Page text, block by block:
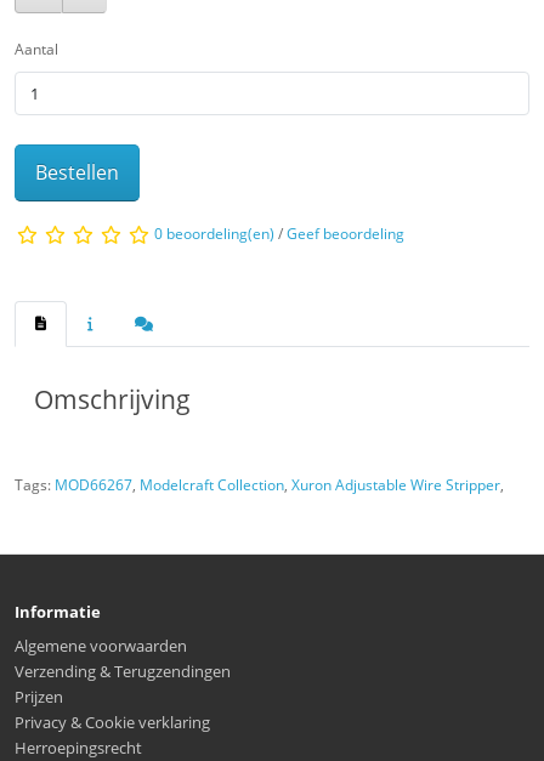
Aantal
Bestellen
0 beoordeling(en) /Geef beoordeling
Omschrijving
Tags: MOD66267, Modelcraft Collection, Xuron Adjustable Wire Stripper,
Informatie
Algemene voorwaarden
Verzending & Terugzendingen
Prijzen
Privacy & Cookie verklaring
Herroepingsrecht